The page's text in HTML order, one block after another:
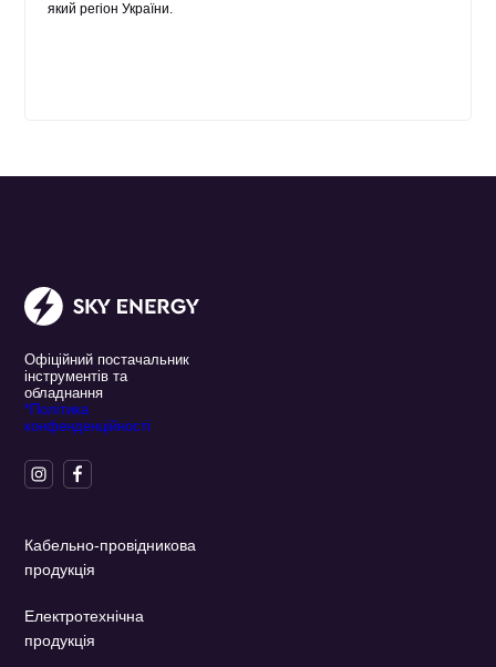
який регіон України.
Офіційний постачальник
інструментів та
обладнання
*Політика
конфенденційності
Кабельно-провідникова
продукція
Електротехнічна
продукція